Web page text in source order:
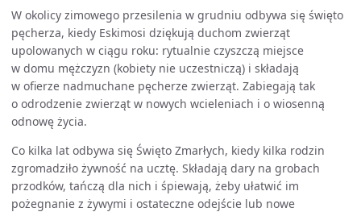
W okolicy zimowego przesilenia w grudniu odbywa się święto
pęcherza, kiedy Eskimosi dziękują duchom zwierząt
upolowanych w ciągu roku: rytualnie czyszczą miejsce
w domu mężczyzn (kobiety nie uczestniczą) i składają
w ofierze nadmuchane pęcherze zwierząt. Zabiegają tak
o odrodzenie zwierząt w nowych wcieleniach i o wiosenną
odnowę życia.
Co kilka lat odbywa się Święto Zmarłych, kiedy kilka rodzin
zgromadziło żywność na ucztę. Składają dary na grobach
przodków, tańczą dla nich i śpiewają, żeby ułatwić im
pożegnanie z żywymi i ostateczne odejście lub nowe